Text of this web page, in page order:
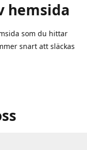
hemsida
som du hittar
snart att släckas